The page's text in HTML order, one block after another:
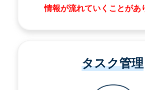
情報が流れていくことがあ
タスク管理